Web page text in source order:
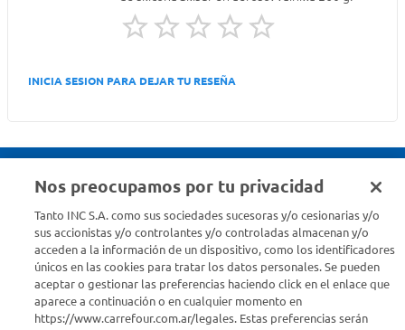
INICIA SESION PARA DEJAR TU RESEÑA
Estamos para ayudarte
¿Tenés una consulta? Comunicate con nosotros acá
Nos preocupamos por tu privacidad
Tanto INC S.A. como sus sociedades sucesoras y/o cesionarias y/o
sus accionistas y/o controlantes y/o controladas almacenan y/o
acceden a la información de un dispositivo, como los identificadores
únicos en las cookies para tratar los datos personales. Se pueden
aceptar o gestionar las preferencias haciendo click en el enlace que
aparece a continuación o en cualquier momento en
https://www.carrefour.com.ar/legales. Estas preferencias serán